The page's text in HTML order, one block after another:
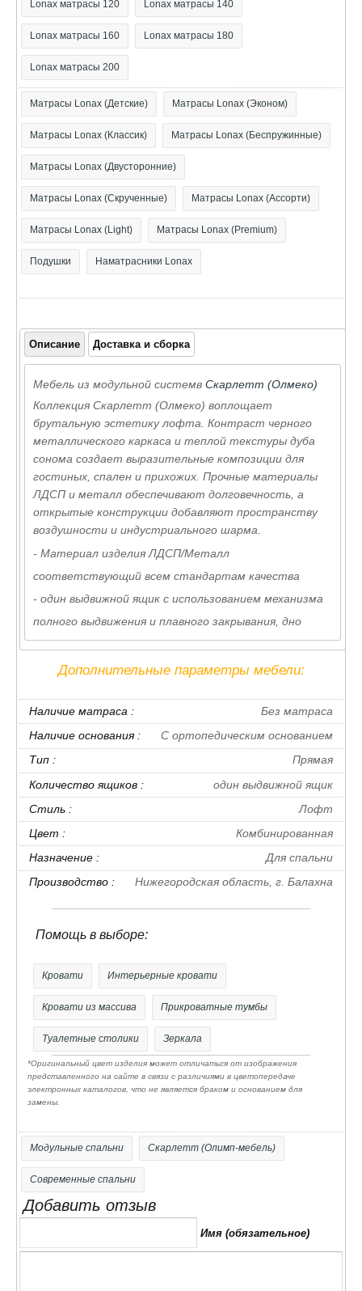
Lonax матрасы 120 Lonax матрасы 140
Lonax матрасы 160 Lonax матрасы 180
Lonax матрасы 200
Матрасы Lonax (Детские) Матрасы Lonax (Эконом)
Матрасы Lonax (Классик) Матрасы Lonax (Беспружинные)
Матрасы Lonax (Двусторонние)
Матрасы Lonax (Скрученные) Матрасы Lonax (Ассорти)
Матрасы Lonax (Light) Матрасы Lonax (Premium)
Подушки Наматрасники Lonax
Описание Доставка и сборка
Мебель из модульной системв Скарлетт (Олмеко)
Коллекция Скарлетт (Олмеко) воплощает
брутальную эстетику лофта. Контраст черного
металлического каркаса и теплой текстуры дуба
сонома создает выразительные композиции для
гостиных, спален и прихожих. Прочные материалы
ЛДСП и металл обеспечивают долговечность, а
открытые конструкции добавляют пространству
воздушности и индустриального шарма.
- Материал изделия ЛДСП/Металл
соответствующий всем стандартам качества
- один выдвижной ящик с использованием механизма
полного выдвижения и плавного закрывания, дно
ящика выполнено из ЛДВП в цвет корпуса
- установлен на металлических опорах
- используется фурнитура Российских и Европейских
производителей
- ручки металлические
- Используемые современные материалы обеспечат
прочность и долговечность мебели, а мы
подтвердим это гарантией от производителя.
- Поставляется в разобранном виде. Каждый модуль
упакован в индивидуальную упаковку из двухслойного
Дополнительные параметры мебели:
Наличие матраса :
Без матраса
Наличие основания :
С ортопедическим основанием
Тип :
Прямая
Количество ящиков :
один выдвижной ящик
Стиль :
Лофт
Цвет :
Комбинированная
Назначение :
Для спальни
Производство :
Нижегородская область, г. Балахна
Помощь в выборе:
Кровати Интерьерные кровати
Кровати из массива Прикроватные тумбы
Туалетные столики Зеркала
*Оригинальный цвет изделия может отличаться от изображения
представленного на сайте в связи с различиями в цветопередаче
электронных каталогов, что не является браком и основанием для
замены.
Модульные спальни Скарлетт (Олимп-мебель)
Современные спальни
Добавить отзыв
Имя (обязательное)